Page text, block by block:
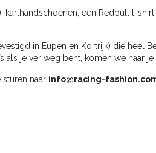
karthandschoenen, een Redbull t-
in Eupen en Kortrijk) die heel
je ver weg bent, komen we naar je
naar info@racing-